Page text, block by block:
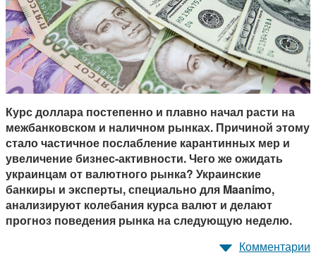
Курс доллара постепенно и плавно начал расти на
межбанковском и наличном рынках. Причиной этому
стало частичное послабление карантинных мер и
увеличение бизнес-активности. Чего же ожидать
украинцам от валютного рынка? Украинские
банкиры и эксперты, специально для Maanimo,
анализируют колебания курса валют и делают
прогноз поведения рынка на следующую неделю.
Комментарии